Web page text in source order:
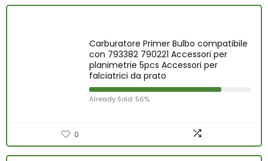
Carburatore Primer Bulbo compatibile
con 793382 790221 Accessori per
planimetrie 5pcs Accessori per
falciatrici da prato
Already Sold: 56%
0